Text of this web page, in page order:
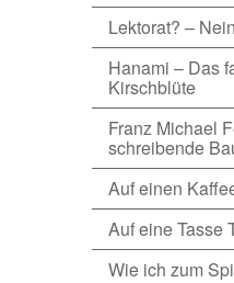
Lektorat? –
Hanami – Das
Kirschblüte
Franz Michael
schreibende
Auf einen
Auf eine Tasse
Wie ich zum